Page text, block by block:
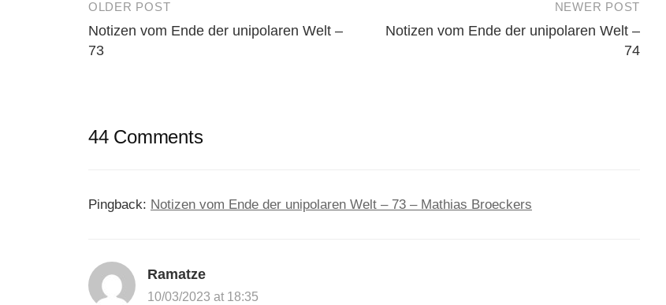
Post
navigation
OLDER POST
Notizen vom Ende der unipolaren Welt –
73
NEWER POST
Notizen vom Ende der unipolaren Welt –
74
44 Comments
Pingback: Notizen vom Ende der unipolaren Welt – 73 – Mathias Broeckers
Ramatze
10/03/2023 at 18:35